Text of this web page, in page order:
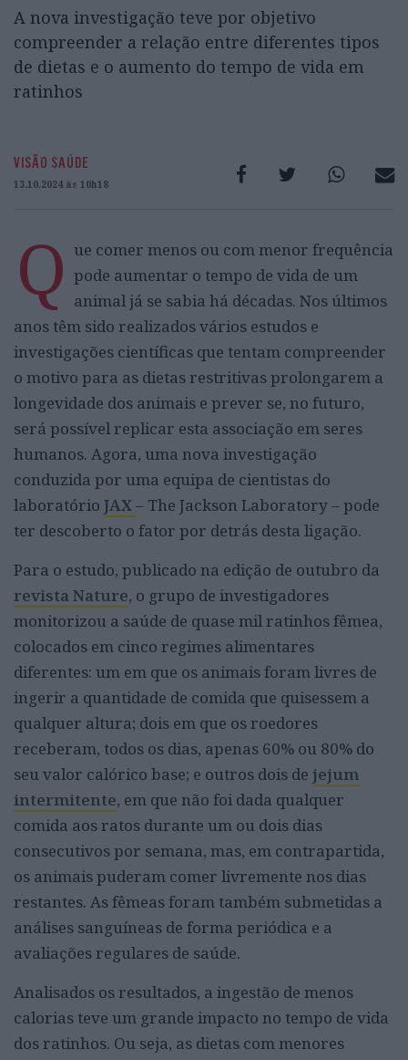
A nova investigação teve por objetivo
compreender a relação entre diferentes tipos
de dietas e o aumento do tempo de vida em
ratinhos
VISÃO SAÚDE
13.10.2024 às 10h18
Q ue comer menos ou com menor frequência
pode aumentar o tempo de vida de um
animal já se sabia há décadas. Nos últimos
anos têm sido realizados vários estudos e
investigações científicas que tentam compreender
o motivo para as dietas restritivas prolongarem a
longevidade dos animais e prever se, no futuro,
será possível replicar esta associação em seres
humanos. Agora, uma nova investigação
conduzida por uma equipa de cientistas do
laboratório JAX– The Jackson Laboratory – pode
ter descoberto o fator por detrás desta ligação.
Para o estudo, publicado na edição de outubro da
revista Nature, o grupo de investigadores
monitorizou a saúde de quase mil ratinhos fêmea,
colocados em cinco regimes alimentares
diferentes: um em que os animais foram livres de
ingerir a quantidade de comida que quisessem a
qualquer altura; dois em que os roedores
receberam, todos os dias, apenas 60% ou 80% do
seu valor calórico base; e outros dois de jejum
intermitente, em que não foi dada qualquer
comida aos ratos durante um ou dois dias
consecutivos por semana, mas, em contrapartida,
os animais puderam comer livremente nos dias
restantes. As fêmeas foram também submetidas a
análises sanguíneas de forma periódica e a
avaliações regulares de saúde.
Analisados os resultados, a ingestão de menos
calorias teve um grande impacto no tempo de vida
dos ratinhos. Ou seja, as dietas com menores